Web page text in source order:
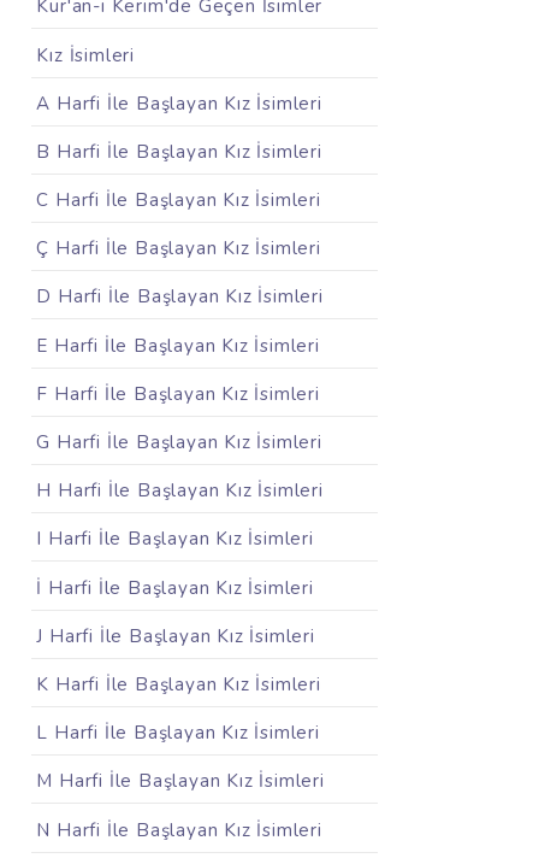
Kur'an-ı Kerim'de Geçen İsimler
Kız İsimleri
A Harfi İle Başlayan Kız İsimleri
B Harfi İle Başlayan Kız İsimleri
C Harfi İle Başlayan Kız İsimleri
Ç Harfi İle Başlayan Kız İsimleri
D Harfi İle Başlayan Kız İsimleri
E Harfi İle Başlayan Kız İsimleri
F Harfi İle Başlayan Kız İsimleri
G Harfi İle Başlayan Kız İsimleri
H Harfi İle Başlayan Kız İsimleri
I Harfi İle Başlayan Kız İsimleri
İ Harfi İle Başlayan Kız İsimleri
J Harfi İle Başlayan Kız İsimleri
K Harfi İle Başlayan Kız İsimleri
L Harfi İle Başlayan Kız İsimleri
M Harfi İle Başlayan Kız İsimleri
N Harfi İle Başlayan Kız İsimleri